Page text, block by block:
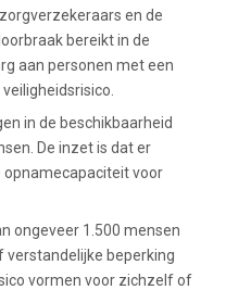
en de
bereikt in de
aan personen met een
in de beschikbaarheid
De inzet is dat er
opnamecapaciteit voor
ongeveer 1.500 mensen
beperking
vormen voor zichzelf of